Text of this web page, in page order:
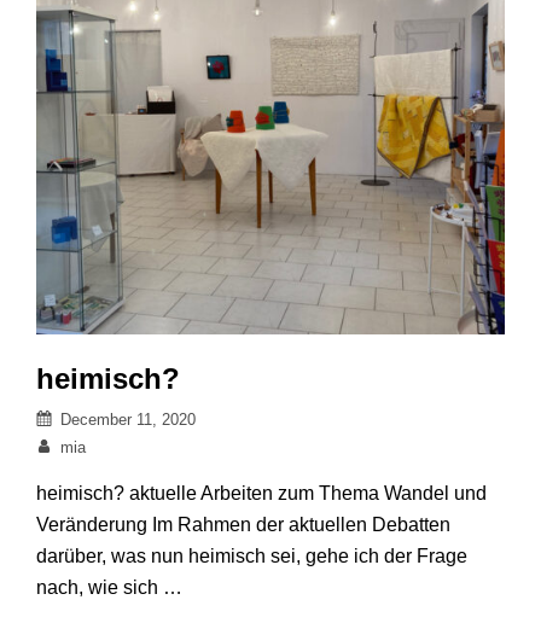
heimisch?
Posted
on
December 11, 2020
By
mia
heimisch? aktuelle Arbeiten zum Thema Wandel und
Veränderung Im Rahmen der aktuellen Debatten
darüber, was nun heimisch sei, gehe ich der Frage
nach, wie sich …